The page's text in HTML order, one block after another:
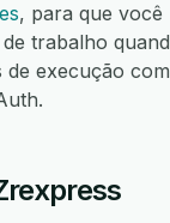
, para que
trabalho
execução